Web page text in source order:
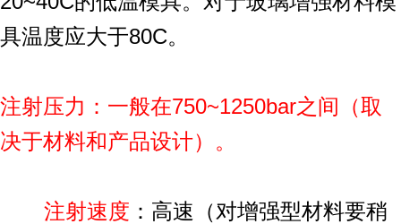
具温度应大于80C。
注射压力：一般在750~1250bar之间（取
决于材料和产品设计）。
注射速度 ：高速（对增强型材料要稍